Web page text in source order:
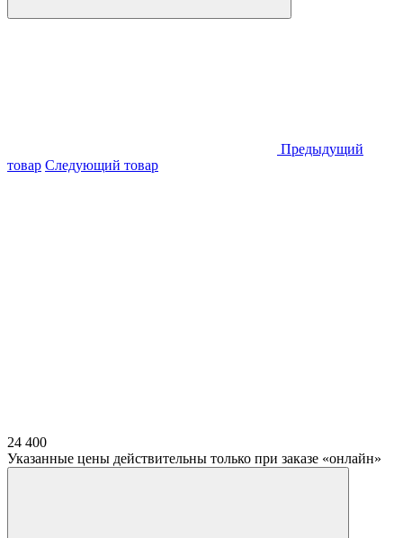
Предыдущий
товар Следующий товар
24 400
Указанные цены действительны только при заказе «онлайн»